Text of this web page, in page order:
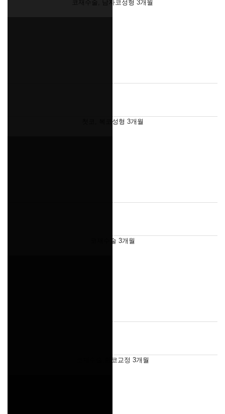
코재수술, 남자코성형 3개월
첫코, 복코성형 3개월
코재수술 3개월
코재수술,휜코교정 3개월